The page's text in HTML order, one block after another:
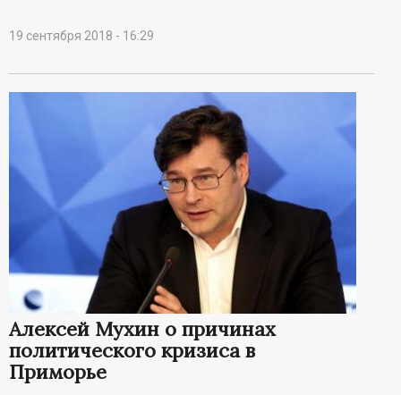
19 сентября 2018 - 16:29
Алексей Мухин о причинах
политического кризиса в
Приморье